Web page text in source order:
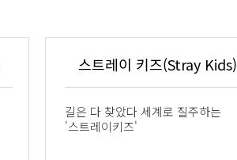
스트레이 키즈(Stray Kids)
길은 다 찾았다 세계로 질주하는
'스트레이키즈'